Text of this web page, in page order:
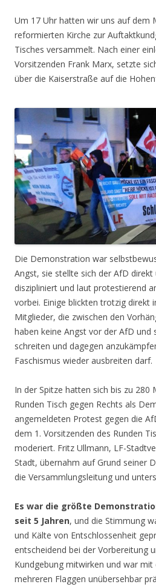
Um 17 Uhr hatten wir uns auf dem
reformierten Kirche zur
Tisches versammelt. Nach einer
Vorsitzenden Frank Marx, setzte
über die Kaiserstraße auf die
Die Demonstration war
Angst, sie stellte sich der AfD
diszipliniert und laut protestierend
vorbei. Einige blickten trotzig direkt
Mitglieder, die zwischen den
haben keine Angst vor der AfD und
schreiten und dagegen
Faschismus wieder ausbreiten darf.
In der Spitze hatten sich bis zu 280
Runden Tisch gegen Rechts als
angemeldeten Protest gegen die
dem 1. Vorsitzenden des Runden
moderiert. Fritz Ullmann, LF-
Stadt, übernahm auf Grund seiner
die Versammlungsleitung und
Es war die größte
seit 5 Jahren, und die Stimmung
und Kälte von Entschlossenheit
entscheidend bei der Vorbereitung
Kundgebung mitwirken und war
mehreren Flaggen unübersehbar